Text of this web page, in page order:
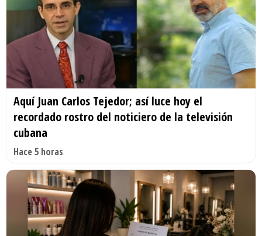
Aquí Juan Carlos Tejedor; así luce hoy el
recordado rostro del noticiero de la televisión
cubana
Hace 5 horas